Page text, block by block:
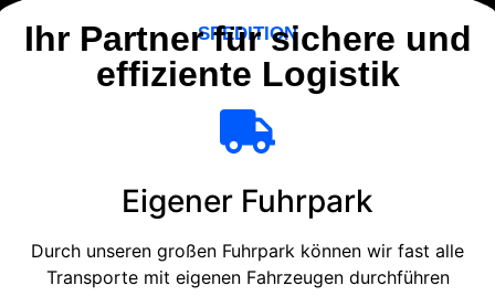
SPEDITION
Ihr Partner für sichere und
effiziente Logistik
Eigener Fuhrpark
Durch unseren großen Fuhrpark können wir fast alle
Transporte mit eigenen Fahrzeugen durchführen